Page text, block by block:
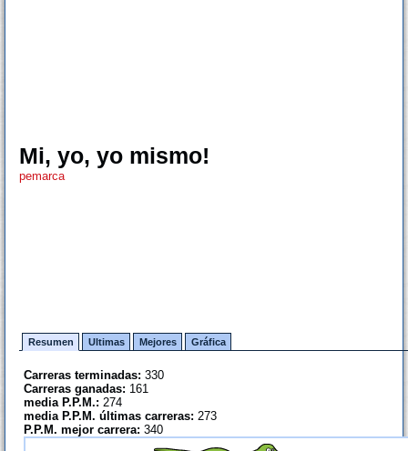
Mi, yo, yo mismo!
pemarca
Resumen Ultimas Mejores Gráfica
Carreras terminadas: 330
Carreras ganadas: 161
media P.P.M.: 274
media P.P.M. últimas carreras: 273
P.P.M. mejor carrera: 340